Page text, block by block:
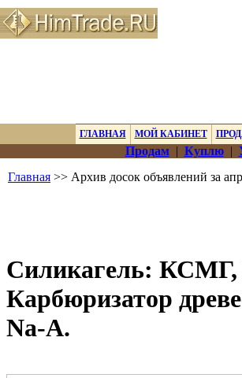
ГЛАВНАЯ МОЙ КАБИНЕТ
Продам| Куплю|
Главная >> Архив досок объявлений за
Силикагель:
Карбюризатор
Nа-А.